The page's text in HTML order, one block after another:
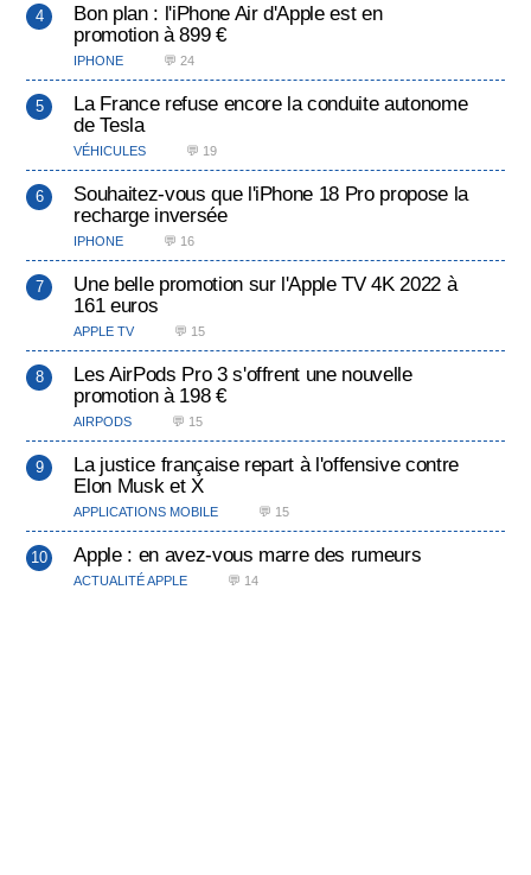
Bon plan : l'iPhone Air d'Apple est en
promotion à 899 €
IPHONE 💬 24
La France refuse encore la conduite autonome
de Tesla
VÉHICULES 💬 19
Souhaitez-vous que l'iPhone 18 Pro propose la
recharge inversée
IPHONE 💬 16
Une belle promotion sur l'Apple TV 4K 2022 à
161 euros
APPLE TV 💬 15
Les AirPods Pro 3 s'offrent une nouvelle
promotion à 198 €
AIRPODS 💬 15
La justice française repart à l'offensive contre
Elon Musk et X
APPLICATIONS MOBILE 💬 15
Apple : en avez-vous marre des rumeurs
ACTUALITÉ APPLE 💬 14